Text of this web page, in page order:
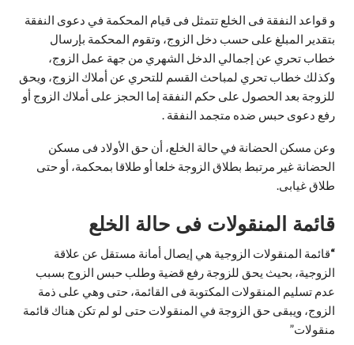
و قواعد النفقة فى الخلع تتمثل فى قيام المحكمة في دعوى النفقة
بتقدير المبلغ على حسب دخل الزوج، وتقوم المحكمة بإرسال
خطاب تحري عن إجمالي الدخل الشهري من جهة عمل الزوج،
وكذلك خطاب تحري لمباحث القسم للتحري عن أملاك الزوج، ويحق
للزوجة بعد الحصول على حكم النفقة إما الحجز على أملاك الزوج أو
رفع دعوى حبس ضده متجمد النفقة .
وعن مسكن الحضانة في حالة الخلع، أن حق الأولاد فى مسكن
الحضانة غير مرتبط بطلاق الزوجة خلعا أو طلاقا بمحكمة، أو حتى
طلاق غيابى.
قائمة المنقولات فى حالة الخلع
“قائمة المنقولات الزوجية هي إيصال أمانة مستقل عن علاقة
الزوجية، بحيث يحق للزوجة رفع قضية وطلب حبس الزوج بسبب
عدم تسليم المنقولات المكتوبة فى القائمة، حتى وهي على ذمة
الزوج، ويبقى حق الزوجة في المنقولات حتى لو لم تكن هناك قائمة
منقولات”